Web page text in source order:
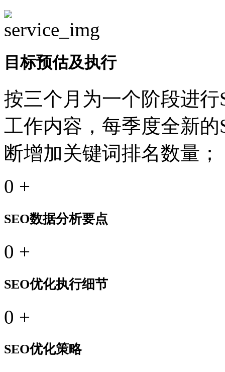
目标预估及执行
按三个月为一个阶段进
工作内容，每季度全新
断增加关键词排名数量；
0 +
SEO数据分析要点
0 +
SEO优化执行细节
0 +
SEO优化策略